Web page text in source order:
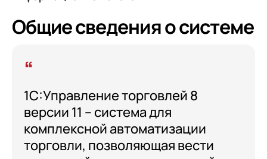
Общие сведения о системе
1С:Управление торговлей 8
версии 11 – система для
комплексной автоматизации
торговли, позволяющая вести